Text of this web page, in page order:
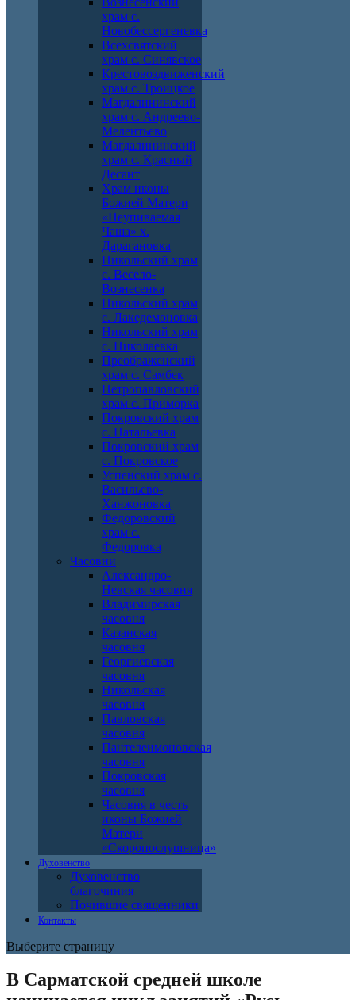
храм с.
Новобессергеневка
Всехсвятский
храм с. Синявское
Крестовоздвиженский
храм с. Троицкое
Магдалининский
храм с. Андреево-
Мелентьево
Магдалининский
храм с. Красный
Десант
Храм иконы
Божией Матери
«Неупиваемая
Чаша» х.
Дарагановка
Никольский храм
с. Весело-
Вознесенка
Никольский храм
с. Лакедемоновка
Никольский храм
с. Николаевка
Преображенский
храм с. Самбек
Петропавловский
храм с. Приморка
Покровский храм
с. Натальевка
Покровский храм
с. Покровское
Успенский храм с.
Васильево-
Ханжоновка
Федоровский
храм с.
Федоровка
Часовни
Александро-
Невская часовня
Владимирская
часовня
Казанская
часовня
Георгиевская
часовня
Никольская
часовня
Павловская
часовня
Пантелеимоновская
часовня
Покровская
часовня
Часовня в честь
иконы Божией
Матери
«Скоропослушница»
Духовенство
Духовенство
благочиния
Почившие священники
Контакты
Выберите страницу
В Сарматской средней школе